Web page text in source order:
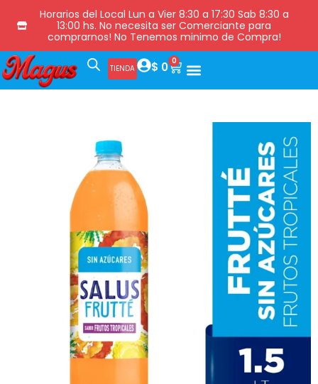
Horarios del Local Lun a Vier 8:30 a 17:30 Sab 8:30 a
13:00 hs. No necesita ser Comerciante para
comprarnos! No Tenemos minimo de Compra!
TIENDA $ 0 0